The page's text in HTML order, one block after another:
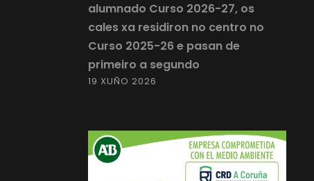
alumnado Curso 2026-27, os
cales xa residiron no centro no
Curso 2025-26 e pasan de
primeiro a segundo
19 XUÑO 2026